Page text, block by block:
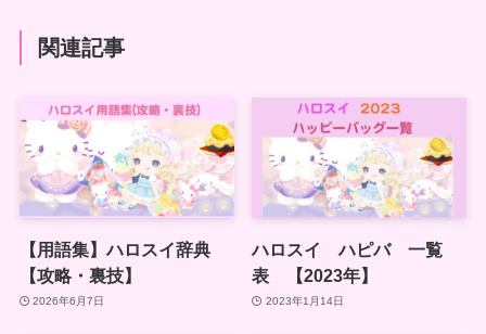
関連記事
【用語集】ハロスイ辞典
【攻略・裏技】
2026年6月7日
ハロスイ ハピバ 一覧
表 【2023年】
2023年1月14日